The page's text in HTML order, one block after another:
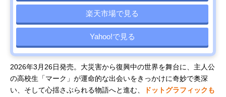
楽天市場で見る
Yahoo!で見る
2026年3月26日発売。大災害から復興中の世界を舞台に、主人公
の高校生「マーク」が運命的な出会いをきっかけに奇妙で奥深
い、そして心揺さぶられる物語へと進む、
ドットグラフィックも